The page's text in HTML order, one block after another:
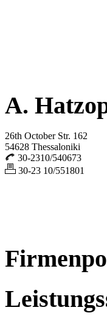
A.
26th October Str. 162
54628 Thessaloniki
30-2310/540673
30-23 10/551801